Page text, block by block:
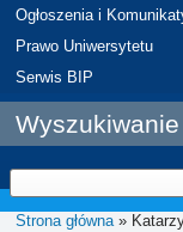
Ogłoszenia i
Prawo Uniwersytetu
Serwis BIP
Wyszukiwanie
Strona główna»